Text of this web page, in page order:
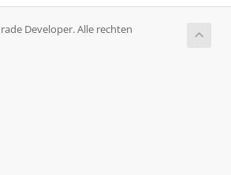
Developer. Alle rechten